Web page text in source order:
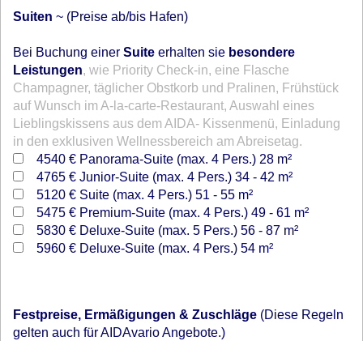
Suiten ~ (Preise ab/bis Hafen)
Bei Buchung einer Suite erhalten sie besondere
Leistungen, wie Priority Check-in, eine Flasche
Champagner, täglicher Obstkorb und Pralinen, Frühstück
auf Wunsch im A-la-carte-Restaurant, Auswahl eines
Lieblingskissens aus dem AIDA- Kissenmenü, Einladung
in den exklusiven Wellnessbereich am Abreisetag.
4540 € Panorama-Suite (max. 4 Pers.) 28 m²
4765 € Junior-Suite (max. 4 Pers.) 34 - 42 m²
5120 € Suite (max. 4 Pers.) 51 - 55 m²
5475 € Premium-Suite (max. 4 Pers.) 49 - 61 m²
5830 € Deluxe-Suite (max. 5 Pers.) 56 - 87 m²
5960 € Deluxe-Suite (max. 4 Pers.) 54 m²
Festpreise, Ermäßigungen & Zuschläge (Diese Regeln
gelten auch für AIDAvario Angebote.)